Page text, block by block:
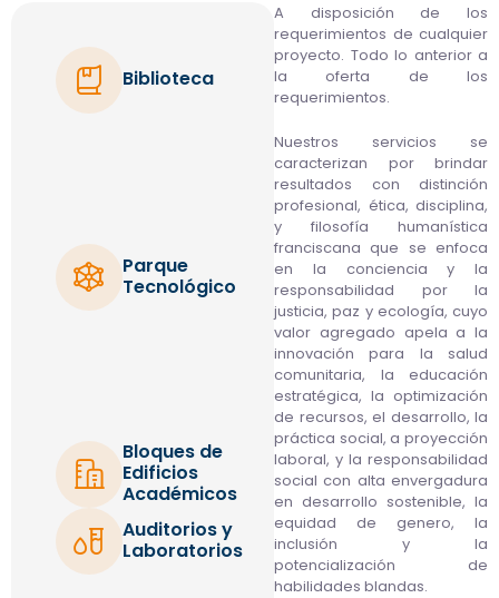
Biblioteca
Parque
Tecnológico
Bloques de
Edificios
Académicos
Auditorios y
Laboratorios
A disposición de los
requerimientos de cualquier
proyecto. Todo lo anterior a
la oferta de los
requerimientos.
Nuestros servicios se
caracterizan por brindar
resultados con distinción
profesional, ética, disciplina,
y filosofía humanística
franciscana que se enfoca
en la conciencia y la
responsabilidad por la
justicia, paz y ecología, cuyo
valor agregado apela a la
innovación para la salud
comunitaria, la educación
estratégica, la optimización
de recursos, el desarrollo, la
práctica social, a proyección
laboral, y la responsabilidad
social con alta envergadura
en desarrollo sostenible, la
equidad de genero, la
inclusión y la
potencialización de
habilidades blandas.